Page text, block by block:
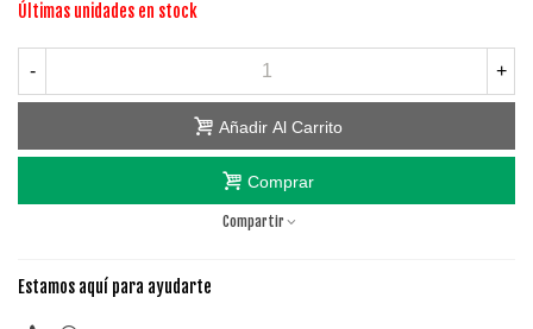
Últimas unidades en stock
- +
Añadir Al Carrito
Comprar
Compartir
Estamos aquí para ayudarte